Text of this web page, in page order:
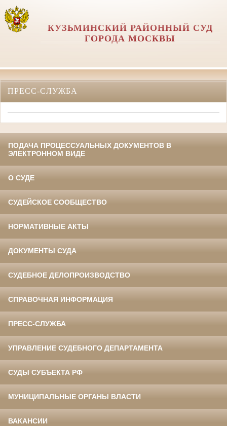
КУЗЬМИНСКИЙ РАЙОННЫЙ СУД
ГОРОДА МОСКВЫ
ПРЕСС-СЛУЖБА
ПОДАЧА ПРОЦЕССУАЛЬНЫХ ДОКУМЕНТОВ В
ЭЛЕКТРОННОМ ВИДЕ
О СУДЕ
СУДЕЙСКОЕ СООБЩЕСТВО
НОРМАТИВНЫЕ АКТЫ
ДОКУМЕНТЫ СУДА
СУДЕБНОЕ ДЕЛОПРОИЗВОДСТВО
СПРАВОЧНАЯ ИНФОРМАЦИЯ
ПРЕСС-СЛУЖБА
УПРАВЛЕНИЕ СУДЕБНОГО ДЕПАРТАМЕНТА
СУДЫ СУБЪЕКТА РФ
МУНИЦИПАЛЬНЫЕ ОРГАНЫ ВЛАСТИ
ВАКАНСИИ